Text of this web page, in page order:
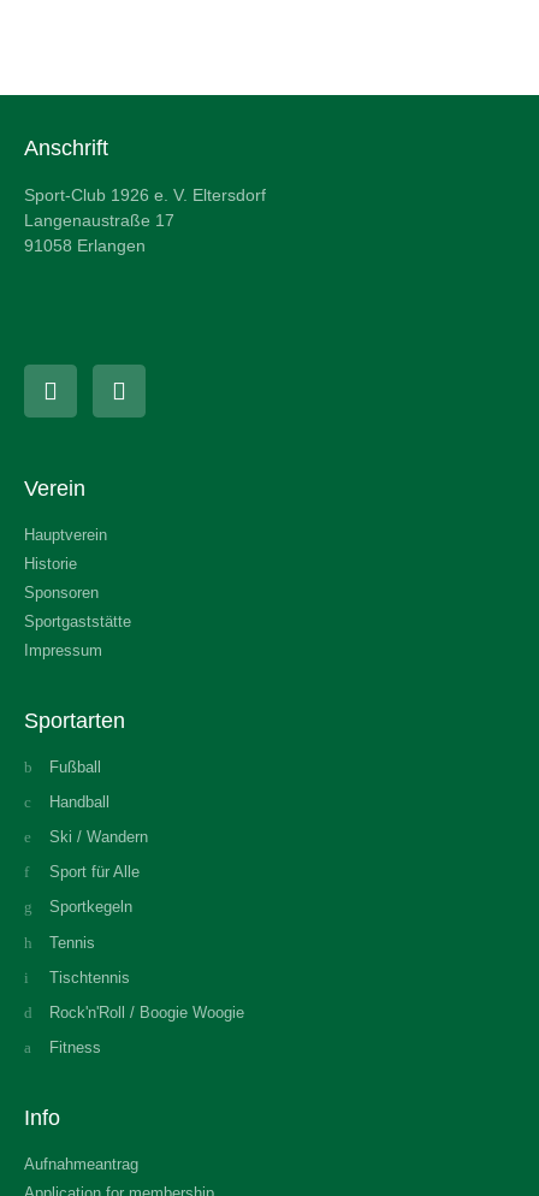
Anschrift
Sport-Club 1926 e. V. Eltersdorf
Langenaustraße 17
91058 Erlangen
Verein
Hauptverein
Historie
Sponsoren
Sportgaststätte
Impressum
Sportarten
Fußball
Handball
Ski / Wandern
Sport für Alle
Sportkegeln
Tennis
Tischtennis
Rock'n'Roll / Boogie Woogie
Fitness
Info
Aufnahmeantrag